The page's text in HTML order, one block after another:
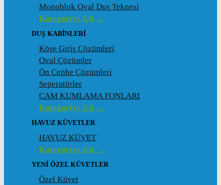
Monoblok Oval Duş Teknesi
Kategoriye Git →
DUŞ KABINLERI
Köşe Giriş Çözümleri
Oval Çözümler
Ön Cephe Çözümleri
Seperatörler
CAM KUMLAMA FONLARI
Kategoriye Git →
HAVUZ KÜVETLER
HAVUZ KÜVET
Kategoriye Git →
YENI ÖZEL KÜVETLER
Özel Küvet